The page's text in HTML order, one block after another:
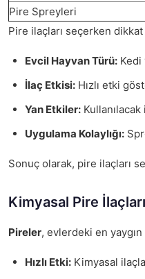
Pire Spreyleri
Pire ilaçları seçerken
Evcil Hayvan Türü:
İlaç Etkisi: Hızlı etki
Yan Etkiler:
Uygulama Kolaylığı:
Sonuç olarak, pire ilaçları
Kimyasal Pire İlaçları
Pireler, evlerdeki en
Hızlı Etki: Kimyasal